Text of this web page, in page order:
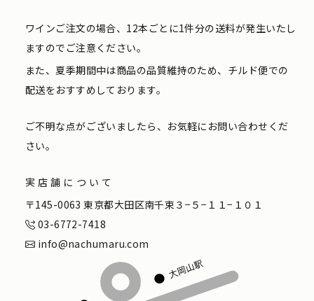
ワインご注文の場合、12本ごとに1件分の送料が発生いたし
ますのでご注意ください。
また、夏季期間中は商品の品質維持のため、チルド便での
配送をおすすめしております。
ご不明な点がございましたら、お気軽にお問い合わせくだ
さい。
実店舗について
〒145-0063 東京都大田区南千束３−５−１１−１０１
03-6772-7418
info@nachumaru.com